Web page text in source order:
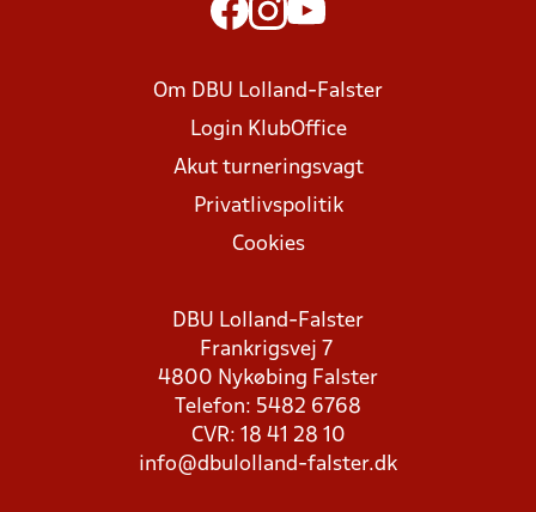
Om DBU Lolland-Falster
Login KlubOffice
Akut turneringsvagt
Privatlivspolitik
Cookies
DBU Lolland-Falster
Frankrigsvej 7
4800 Nykøbing Falster
Telefon: 5482 6768
CVR: 18 41 28 10
info@dbulolland-falster.dk